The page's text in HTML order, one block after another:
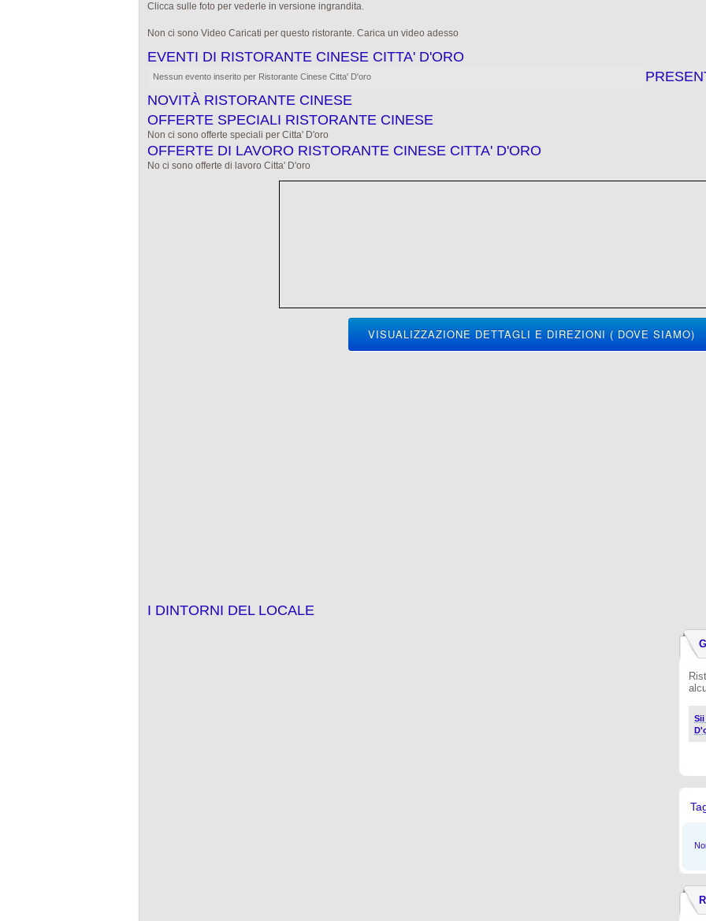
Clicca sulle foto per vederle in versione ingrandita.
Non ci sono Video Caricati per questo ristorante. Carica un video adesso
EVENTI DI RISTORANTE CINESE CITTA' D'ORO
Nessun evento inserito per Ristorante Cinese Citta' D'oro
NOVITÀ RISTORANTE CINESE
OFFERTE SPECIALI RISTORANTE CINESE
Non ci sono offerte speciali per Citta' D'oro
OFFERTE DI LAVORO RISTORANTE CINESE CITTA' D'ORO
No ci sono offerte di lavoro Citta' D'oro
VISUALIZZAZIONE DETTAGLI E DIREZIONI ( DOVE SIAMO)
I DINTORNI DEL LOCALE
Sii